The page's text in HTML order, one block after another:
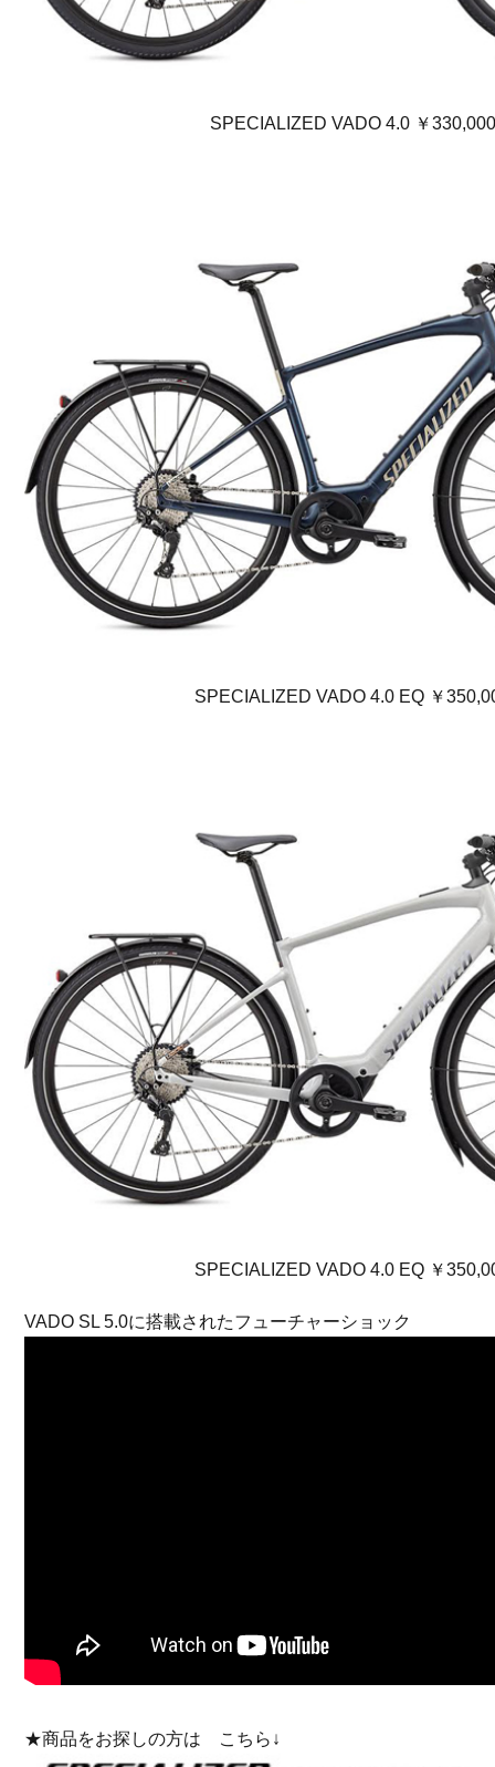
SPECIALIZED VADO 4.0 ￥
SPECIALIZED VADO 4.0 EQ ￥
SPECIALIZED VADO 4.0 EQ ￥
VADO SL 5.0に搭載されたフューチャーショック
★商品をお探しの方は こちら↓